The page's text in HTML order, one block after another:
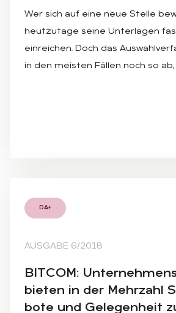
Wer sich auf eine neue Stelle
heutzutage seine Unterlagen
einreichen. Doch das
in den meisten Fällen noch so ab,
DA+
AUSGABE 6/2018
BIT­COM:
bie­ten in der Mehr­zahl
bo­te und Ge­le­gen­heit